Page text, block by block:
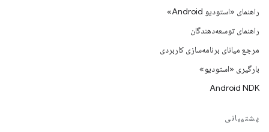
راهنمای «استودیو Android»
راهنمای توسعه‌دهندگان
مرجع میانای برنامه‌سازی کاربردی
بارگیری «استودیو»
Android NDK
پشتیبانی